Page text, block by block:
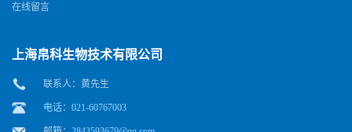
在线留言
上海帛科生物技术有限公司
联系人：黄先生
电话：021-60767003